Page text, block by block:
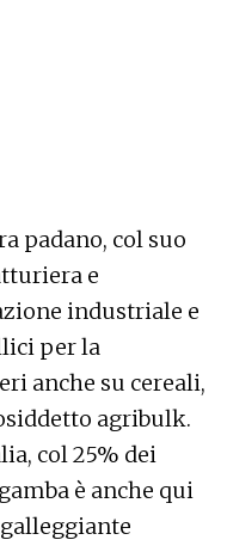
padano, col suo
e
industriale e
per la
anche su cereali,
agribulk.
col 25% dei
è anche qui